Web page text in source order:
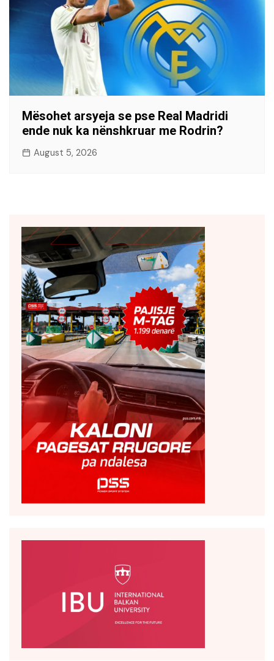
Mësohet arsyeja se pse Real Madridi
ende nuk ka nënshkruar me Rodrin?
August 5, 2026